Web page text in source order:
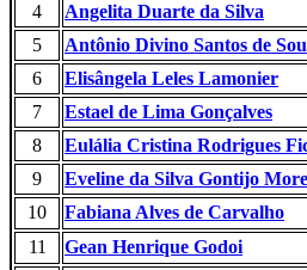
4
Angelita Duarte da Silva
5
Antônio Divino Santos de
6
Elisângela Leles Lamonier
7
Estael de Lima Gonçalves
8
Eulália Cristina Rodrigues
9
Eveline da Silva Gontijo
10
Fabiana Alves de Carvalho
11
Gean Henrique Godoi